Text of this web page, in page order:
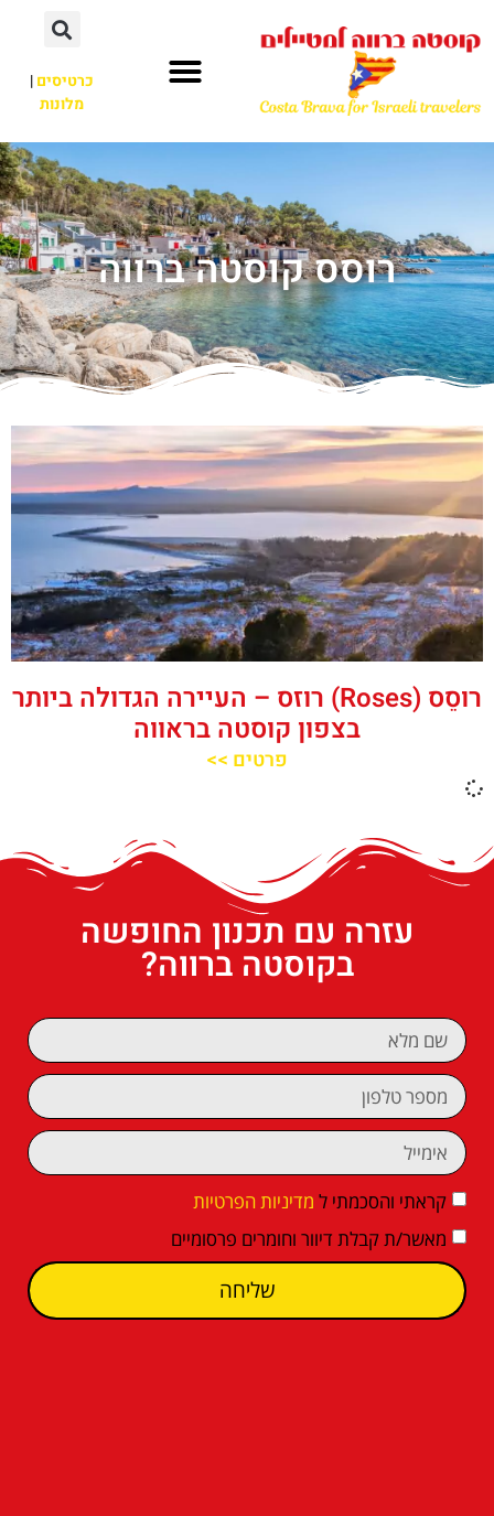
כרטיסים|
מלונות
רוסס קוסטה ברווה
רוסֵס (Roses) רוזס – העיירה הגדולה ביותר
בצפון קוסטה בראווה
פרטים >>
עזרה עם תכנון החופשה
בקוסטה ברווה?
קראתי והסכמתי ל מדיניות הפרטיות
מאשר/ת קבלת דיוור וחומרים פרסומיים
שליחה